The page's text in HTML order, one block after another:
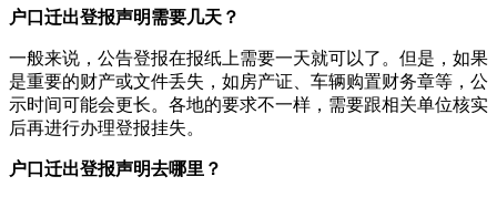
户口迁出登报声明需要几天？
一般来说，公告登报在报纸上需要一天就可以了。但是，如果
是重要的财产或文件丢失，如房产证、车辆购置财务章等，公
示时间可能会更长。各地的要求不一样，需要跟相关单位核实
后再进行办理登报挂失。
户口迁出登报声明去哪里？